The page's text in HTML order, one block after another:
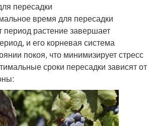
пересадки
время для пересадки
период растение завершает
и его корневая система
покоя, что минимизирует стресс
сроки пересадки зависят от